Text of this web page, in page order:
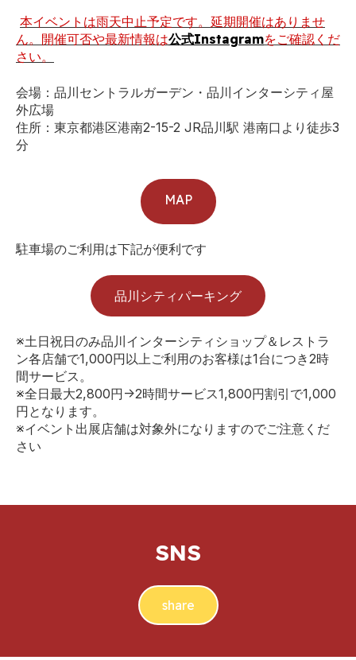
本イベントは雨天中止予定です。延期開催はありませ
ん。開催可否や最新情報は公式Instagramをご確認くだ
さい。
会場：品川セントラルガーデン・品川インターシティ屋
外広場
住所：東京都港区港南2-15-2 JR品川駅 港南口より徒歩3
分
MAP
駐車場のご利用は下記が便利です
品川シティパーキング
※土日祝日のみ品川インターシティショップ＆レストラ
ン各店舗で1,000円以上ご利用のお客様は1台につき2時
間サービス。
※全日最大2,800円→2時間サービス1,800円割引で1,000
円となります。
※イベント出展店舗は対象外になりますのでご注意くだ
さい
SNS
share